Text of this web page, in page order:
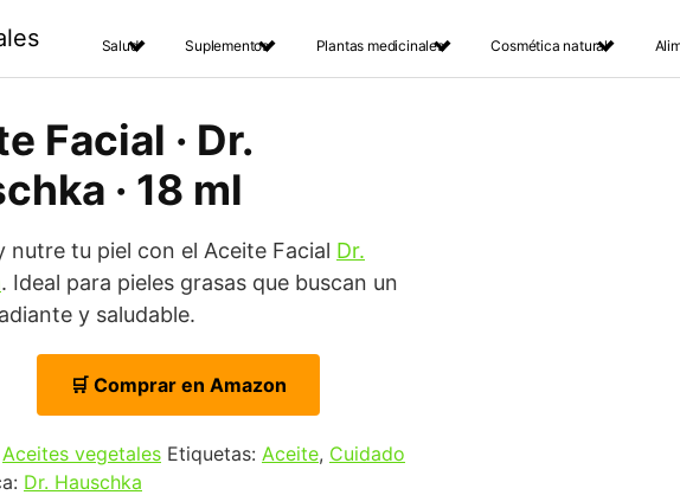
Salud Suplementos Plantas medicinales Cosmética natural
Facial · Dr.
· 18 ml
nutre tu piel con el Aceite Facial Dr.
. Ideal para pieles grasas que buscan un
y saludable.
🛒 Comprar en Amazon
Aceites vegetales Etiquetas: Aceite, Cuidado
Dr. Hauschka